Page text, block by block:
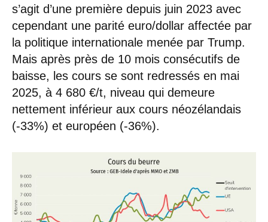
s’agit d’une première depuis juin 2023 avec
cependant une parité euro/dollar affectée par
la politique internationale menée par Trump.
Mais après près de 10 mois consécutifs de
baisse, les cours se sont redressés en mai
2025, à 4 680 €/t, niveau qui demeure
nettement inférieur aux cours néozélandais
(-33%) et européen (-36%).